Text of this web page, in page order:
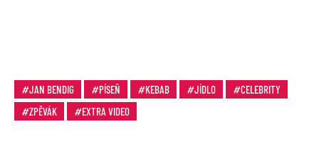
JAN BENDIG PÍSEŇ KEBAB JÍDLO
CELEBRITY
ZPĚVÁK
EXTRA VIDEO